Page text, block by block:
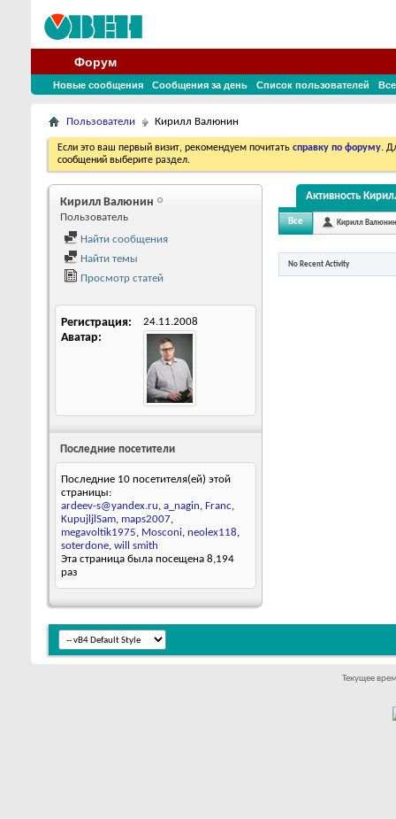
Форум
Новые сообщения Сообщения за день Список пользователей
Пользователи Кирилл Валюнин
Если это ваш первый визит, рекомендуем почитать справку по форуму.
сообщений выберите раздел.
Кирилл Валюнин
Пользователь
Найти сообщения
Найти темы
Просмотр статей
Регистрация 24.11.2008
Аватар
Последние посетители
Последние 10 посетителя(ей) этой
страницы:
ardeev-s@yandex.ru, a_nagin, Franc,
KupujljlSam, maps2007,
megavoltik1975, Mosconi, neolex118,
soterdone, will smith
Эта страница была посещена 8,194
раз
Активность
Все Кирилл Валюнин
No Recent Activity
Текущее